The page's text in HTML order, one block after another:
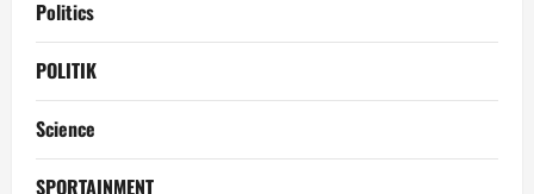
Politics
POLITIK
Science
SPORTAINMENT